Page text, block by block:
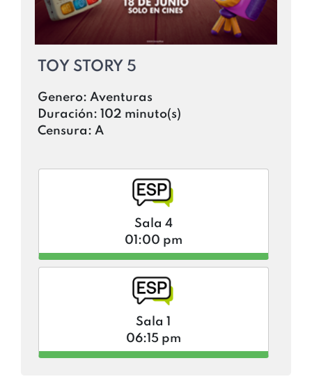
TOY STORY 5
Genero: Aventuras
Duración: 102 minuto(s)
Censura: A
Sala 4
01:00 pm
Sala 1
06:15 pm